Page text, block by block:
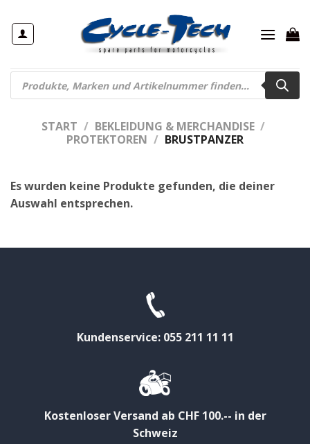
Inhalt
springen
Products
search
START / BEKLEIDUNG & MERCHANDISE /
PROTEKTOREN / BRUSTPANZER
Es wurden keine Produkte gefunden, die deiner
Auswahl entsprechen.
Kundenservice: 055 211 11 11
Kostenloser Versand ab CHF 100.-- in der
Schweiz